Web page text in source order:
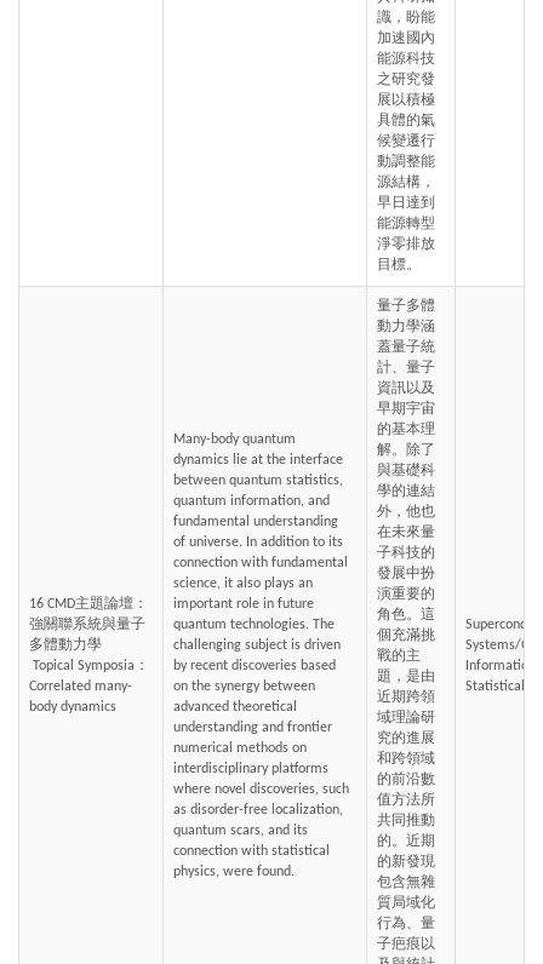
識，盼能
加速國內
能源科技
之研究發
展以積極
具體的氣
候變遷行
動調整能
源結構，
早日達到
能源轉型
淨零排放
目標。
16 CMD主題論壇：
強關聯系統與量子
多體動力學
Correlated many-
body dynamics
Many-body quantum
dynamics lie at the interface
between quantum statistics,
quantum information, and
fundamental understanding
of universe. In addition to its
connection with fundamental
science, it also plays an
important role in future
quantum technologies. The
challenging subject is driven
by recent discoveries based
on the synergy between
advanced theoretical
understanding and frontier
numerical methods on
interdisciplinary platforms
where novel discoveries, such
as disorder-free localization,
quantum scars, and its
connection with statistical
physics, were found.
量子多體
動力學涵
蓋量子統
計、量子
資訊以及
早期宇宙
的基本理
解。除了
與基礎科
學的連結
外，他也
在未來量
子科技的
發展中扮
演重要的
角色。這
個充滿挑
戰的主
題，是由
近期跨領
域理論研
究的進展
和跨領域
的前沿數
值方法所
共同推動
的。近期
的新發現
包含無雜
質局域化
行為、量
子疤痕以
Systems/
Information
Statistical